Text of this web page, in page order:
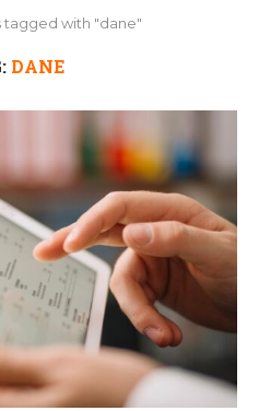
tagged with "dane"
DANE